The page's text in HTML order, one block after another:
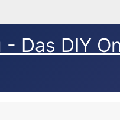
Das DIY